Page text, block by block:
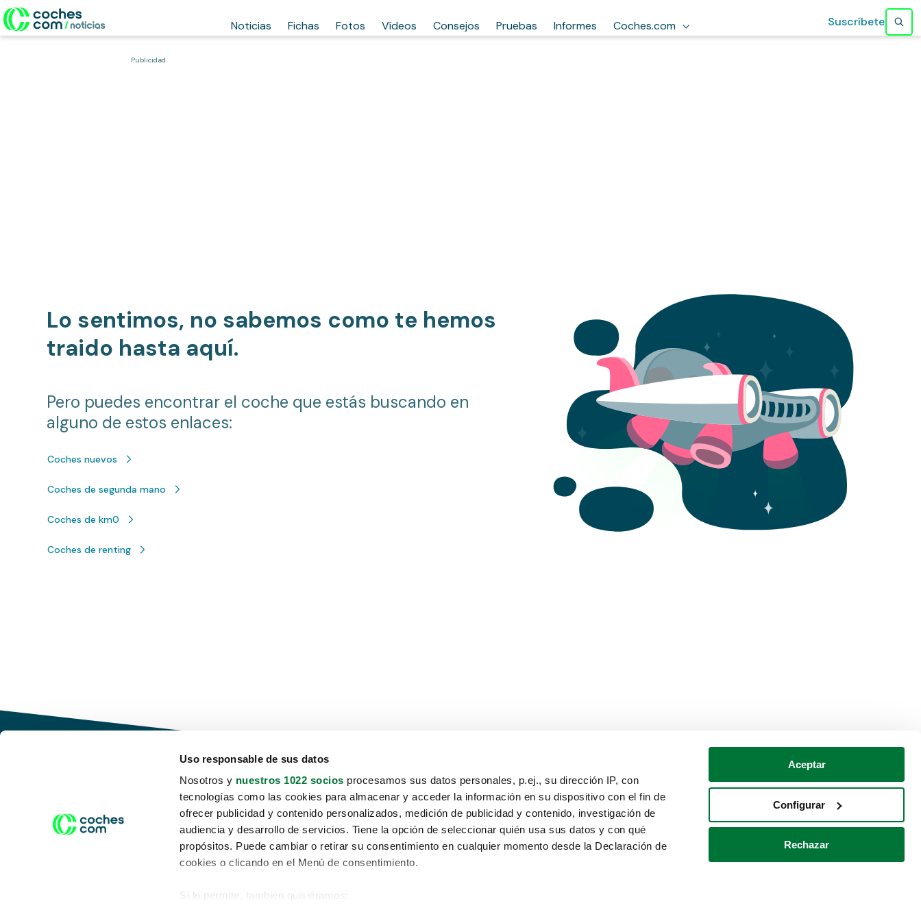
Uso responsable de sus datos
Nosotros y nuestros 1022 socios procesamos sus datos personales, p.ej., su dirección IP, con
tecnologías como las cookies para almacenar y acceder la información en su dispositivo con el fin de
ofrecer publicidad y contenido personalizados, medición de publicidad y contenido, investigación de
audiencia y desarrollo de servicios. Tiene la opción de seleccionar quién usa sus datos y con qué
propósitos. Puede cambiar o retirar su consentimiento en cualquier momento desde la Declaración de
cookies o clicando en el Menú de consentimiento.
Si lo permite, también quisiéramos:
Aceptar
Configurar
Rechazar
Noticias Fichas Fotos Vídeos Consejos Pruebas Informes Coches.com Suscríbete
Publicidad
Lo sentimos, no sabemos como te hemos
traido hasta aquí.
Pero puedes encontrar el coche que estás buscando en
alguno de estos enlaces:
Coches nuevos
Coches de segunda mano
Coches de km0
Coches de renting
Conduce tu futuro,
desata tu movilidad